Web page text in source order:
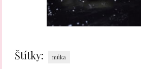
Štítky: múka